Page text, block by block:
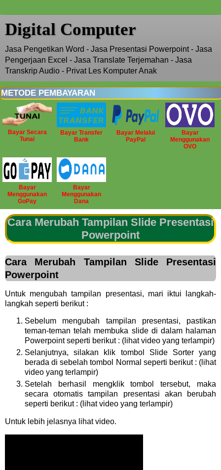
Digital Computer
Jasa Pengetikan Word - Jasa Presentasi Powerpoint - Jasa
Pengerjaan Excel - Jasa Translate Terjemahan - Jasa
Transkrip Audio - Privat Les Komputer Anak
METODE PEMBAYARAN
Bayar Secara
Tunai
Bayar Transfer
Bank
Bayar Melalui
PayPal
Bayar
Menggunakan
OVO
Bayar
Menggunakan
GoPay
Bayar
Menggunakan
Dana
Cara Merubah Tampilan Slide Presentasi
Powerpoint
Cara Merubah Tampilan Slide Presentasi
Powerpoint
Untuk mengubah tampilan presentasi, mari iktui langkah-
langkah seperti berikut :
Sebelum mengubah tampilan presentasi, pastikan
teman-teman telah membuka slide di dalam halaman
Powerpoint seperti berikut : (lihat video yang terlampir)
Selanjutnya, silakan klik tombol Slide Sorter yang
berada di sebelah tombol Normal seperti berikut : (lihat
video yang terlampir)
Setelah berhasil mengklik tombol tersebut, maka
secara otomatis tampilan presentasi akan berubah
seperti berikut : (lihat video yang terlampir)
Untuk lebih jelasnya lihat video.